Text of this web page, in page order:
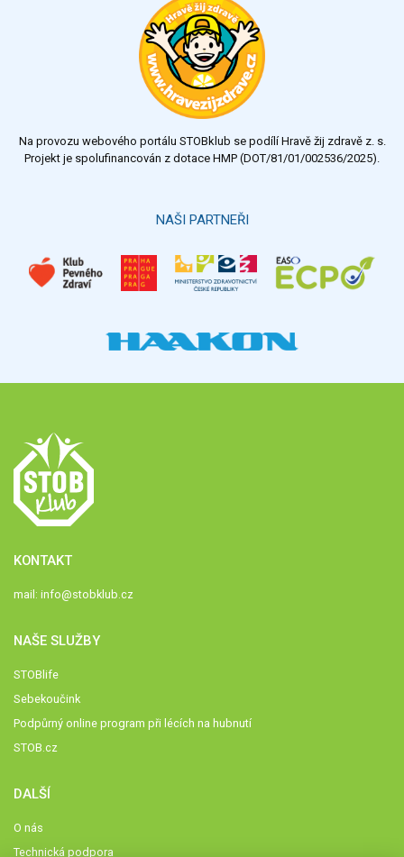
Výsledky Všechny ankety
Na provozu webového portálu STOBklub se podílí Hravě žij zdravě z. s.
Projekt je spolufinancován z dotace HMP (DOT/81/01/002536/2025).
NAŠI PARTNEŘI
KONTAKT
mail: info@stobklub.cz
NAŠE SLUŽBY
STOBlife
Sebekoučink
Podpůrný online program při lécích na hubnutí
STOB.cz
DALŠÍ
O nás
Technická podpora